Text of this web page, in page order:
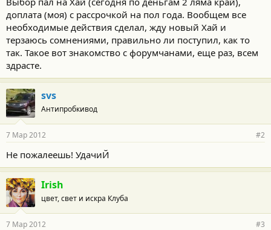
доплата (моя) с рассрочкой на пол года. Вообщем все
необходимые действия сделал, жду новый Хай и
терзаюсь сомнениями, правильно ли поступил, как то
так. Такое вот знакомство с форумчанами, еще раз, всем
здрасте.
svs
Антипробкивод
7 Мар 2012 #2
Не пожалеешь! УдачиЙ
Irish
цвет, свет и искра Клуба
7 Мар 2012 #3